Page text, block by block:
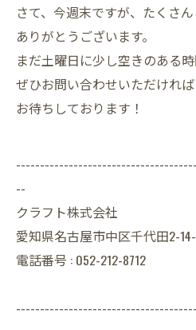
さて、今週末ですが、たくさ
ありがとうございます。
まだ土曜日に少し空きのある
ぜひお問い合わせいただければ
お待ちしております！
--
クラフト株式会社
愛知県名古屋市中区千代田2-
電話番号 : 052-212-8712